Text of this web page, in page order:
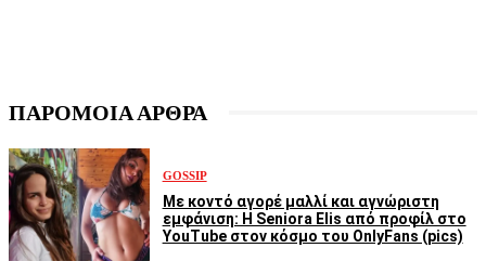
ΠΑΡΟΜΟΙΑ ΑΡΘΡΑ
GOSSIP
Με κοντό αγορέ μαλλί και αγνώριστη
εμφάνιση: Η Seniora Elis από προφίλ στο
YouTube στον κόσμο του OnlyFans (pics)